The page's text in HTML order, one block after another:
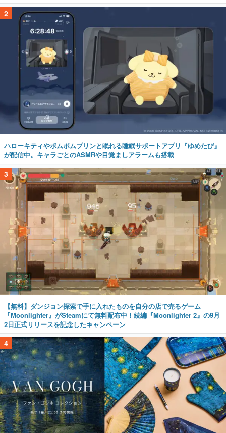
2
ハローキティやポムポムプリンと眠れる睡眠サポートアプリ『ゆめたび』
が配信中。キャラごとのASMRや目覚ましアラームも搭載
3
【無料】ダンジョン探索で手に入れたものを自分の店で売るゲーム
『Moonlighter』がSteamにて無料配布中！続編『Moonlighter 2』の9月
2日正式リリースを記念したキャンペーン
4